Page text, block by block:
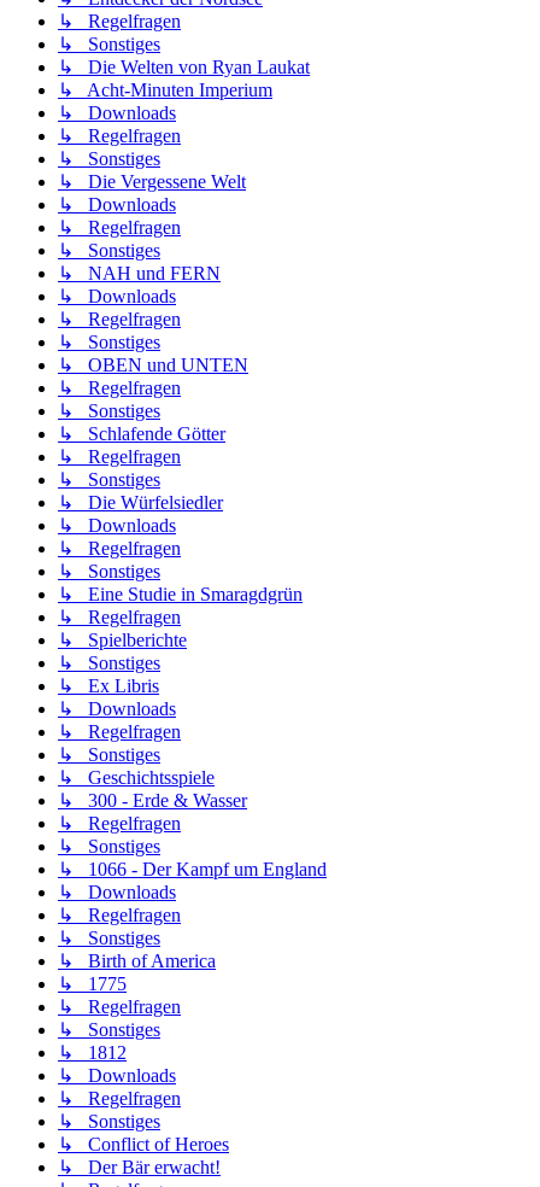
↳ Regelfragen
↳ Sonstiges
↳ Die Welten von Ryan Laukat
↳ Acht-Minuten Imperium
↳ Downloads
↳ Regelfragen
↳ Sonstiges
↳ Die Vergessene Welt
↳ Downloads
↳ Regelfragen
↳ Sonstiges
↳ NAH und FERN
↳ Downloads
↳ Regelfragen
↳ Sonstiges
↳ OBEN und UNTEN
↳ Regelfragen
↳ Sonstiges
↳ Schlafende Götter
↳ Regelfragen
↳ Sonstiges
↳ Die Würfelsiedler
↳ Downloads
↳ Regelfragen
↳ Sonstiges
↳ Eine Studie in Smaragdgrün
↳ Regelfragen
↳ Spielberichte
↳ Sonstiges
↳ Ex Libris
↳ Downloads
↳ Regelfragen
↳ Sonstiges
↳ Geschichtsspiele
↳ 300 - Erde & Wasser
↳ Regelfragen
↳ Sonstiges
↳ 1066 - Der Kampf um England
↳ Downloads
↳ Regelfragen
↳ Sonstiges
↳ Birth of America
↳ 1775
↳ Regelfragen
↳ Sonstiges
↳ 1812
↳ Downloads
↳ Regelfragen
↳ Sonstiges
↳ Conflict of Heroes
↳ Der Bär erwacht!